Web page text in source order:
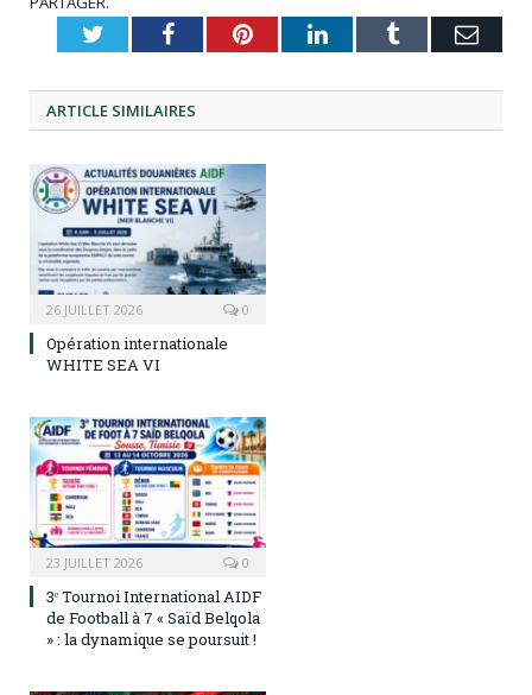
TwitterFacebookPinterestLinkedInTumblr
ARTICLE SIMILAIRES
26 JUILLET 2026 0
Opération internationale
WHITE SEA VI
23 JUILLET 2026 0
3ᵉ Tournoi International AIDF
de Football à 7 « Saïd Belqola
» : la dynamique se poursuit !